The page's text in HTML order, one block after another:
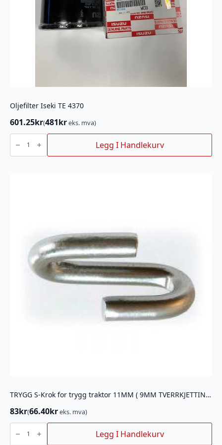
Oljefilter Iseki TE 4370
601.25kr(481kreks. mva)
Oljefilter
TE
4370
Legg I Handlekurv
TRYGG S-Krok for trygg traktor 11MM ( 9MM TVERRKJETTING)
83kr(66.40kreks. mva)
TRYGG
Krok
for
Legg I Handlekurv